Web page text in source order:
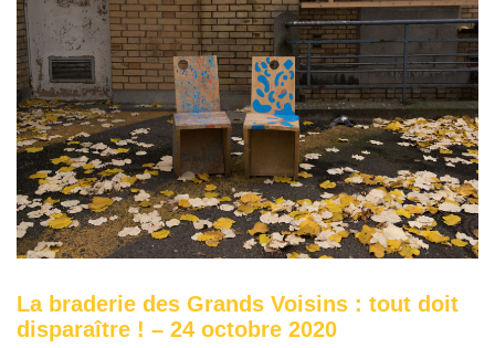
La braderie des Grands Voisins : tout doit
disparaître ! – 24 octobre 2020